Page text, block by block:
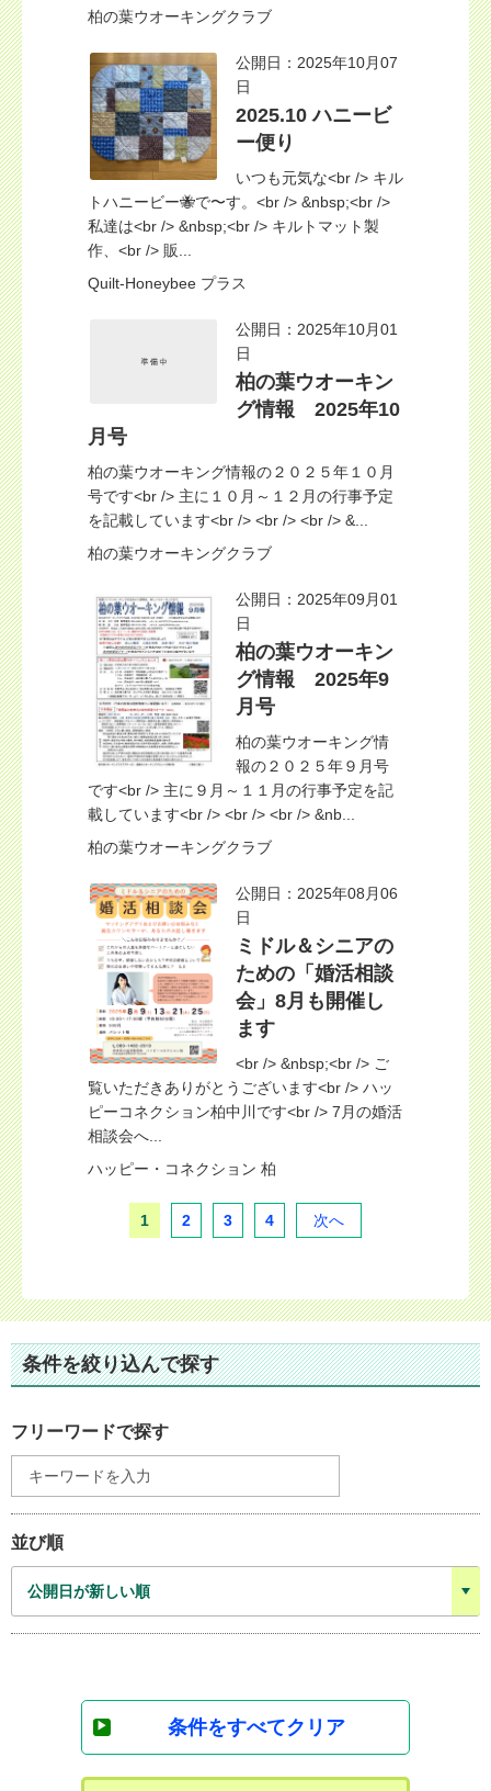
柏の葉ウオーキングクラブ
公開日：2025年10月07
日
2025.10 ハニービ
ー便り
いつも元気な<br /> キル
トハニービー🐝で〜す。<br /> &nbsp;<br />
私達は<br /> &nbsp;<br /> キルトマット製
作、<br /> 販...
Quilt-Honeybee プラス
公開日：2025年10月01
日
柏の葉ウオーキン
グ情報 2025年10
月号
柏の葉ウオーキング情報の２０２５年１０月
号です<br /> 主に１０月～１２月の行事予定
を記載しています<br /> <br /> <br /> &...
柏の葉ウオーキングクラブ
公開日：2025年09月01
日
柏の葉ウオーキン
グ情報 2025年9
月号
柏の葉ウオーキング情
報の２０２５年９月号
です<br /> 主に９月～１１月の行事予定を記
載しています<br /> <br /> <br /> &nb...
柏の葉ウオーキングクラブ
公開日：2025年08月06
日
ミドル＆シニアの
ための「婚活相談
会」8月も開催し
ます
<br /> &nbsp;<br /> ご
覧いただきありがとうございます<br /> ハッ
ピーコネクション柏中川です<br /> 7月の婚活
相談会へ...
ハッピー・コネクション 柏
1 2 3 4 次へ
条件を絞り込んで探す
フリーワードで探す
並び順
条件をすべてクリア